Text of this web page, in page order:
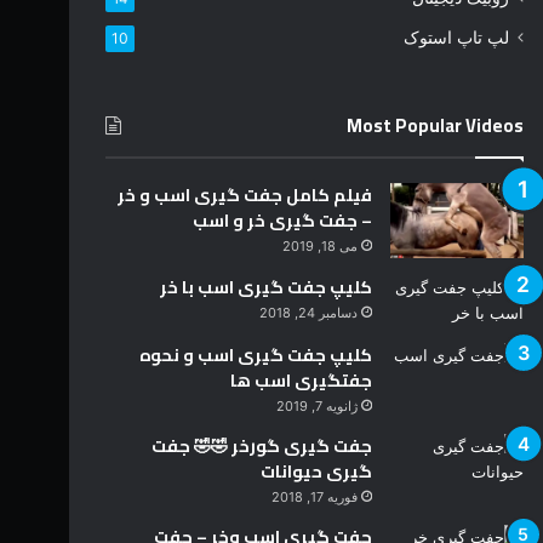
ن
ی لپ تاپ استوک 10
Most Popular Videos
فیلم کامل جفت گیری اسب و خر
– جفت گیری خر و اسب
می 18, 2019
کلیپ جفت گیری اسب با خر
دسامبر 24, 2018
کلیپ جفت گیری اسب و نحوه
جفتگیری اسب ها
ژانویه 7, 2019
جفت گیری گورخر 🤣🤣 جفت
گیری حیوانات
فوریه 17, 2018
جفت گیری اسب وخر – جفت